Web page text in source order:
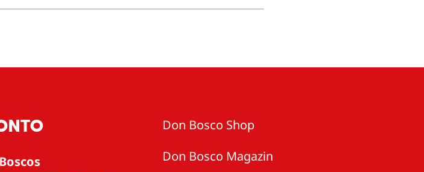
Don Bosco Shop
Don Bosco Magazin